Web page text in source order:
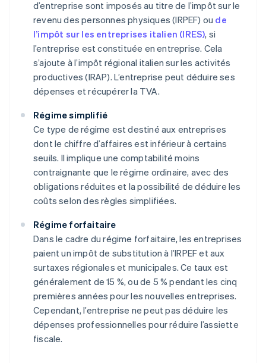
d’entreprise sont imposés au titre de l’impôt sur le
revenu des personnes physiques (IRPEF) ou de
l’impôt sur les entreprises italien (IRES), si
l’entreprise est constituée en entreprise. Cela
s’ajoute à l’impôt régional italien sur les activités
productives (IRAP). L’entreprise peut déduire ses
dépenses et récupérer la TVA.
Régime simplifié
Ce type de régime est destiné aux entreprises
dont le chiffre d’affaires est inférieur à certains
seuils. Il implique une comptabilité moins
contraignante que le régime ordinaire, avec des
obligations réduites et la possibilité de déduire les
coûts selon des règles simplifiées.
Régime forfaitaire
Dans le cadre du régime forfaitaire, les entreprises
paient un impôt de substitution à l’IRPEF et aux
surtaxes régionales et municipales. Ce taux est
généralement de 15 %, ou de 5 % pendant les cinq
premières années pour les nouvelles entreprises.
Cependant, l’entreprise ne peut pas déduire les
dépenses professionnelles pour réduire l’assiette
fiscale.